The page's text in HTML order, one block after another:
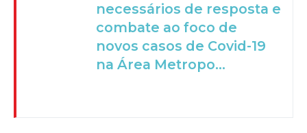
necessários de resposta e
combate ao foco de
novos casos de Covid-19
na Área Metropo...